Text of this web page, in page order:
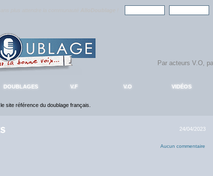
DOUBLAGES V.F V.O VIDÉOS
, le site référence du doublage français.
24/04/2023
Aucun commentaire